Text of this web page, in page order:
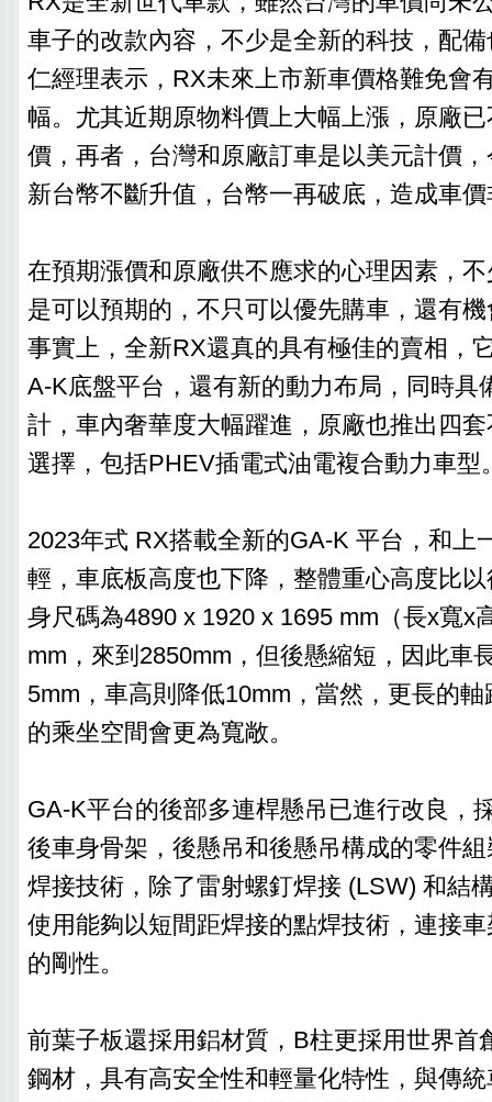
車子的改款內容，不少是全新的科技，配
仁經理表示，RX未來上市新車價格難免會
幅。尤其近期原物料價上大幅上漲，原廠
價，再者，台灣和原廠訂車是以美元計價
新台幣不斷升值，台幣一再破底，造成車
在預期漲價和原廠供不應求的心理因素，
是可以預期的，不只可以優先購車，還有
事實上，全新RX還真的具有極佳的賣相，
A-K底盤平台，還有新的動力布局，同時具
計，車內奢華度大幅躍進，原廠也推出四
選擇，包括PHEV插電式油電複合動力車型
2023年式 RX搭載全新的GA-K 平台，和上
輕，車底板高度也下降，整體重心高度比
身尺碼為4890 x 1920 x 1695 mm（長x寬x
mm，來到2850mm，但後懸縮短，因此車
5mm，車高則降低10mm，當然，更長的
的乘坐空間會更為寬敞。
GA-K平台的後部多連桿懸吊已進行改良，
後車身骨架，後懸吊和後懸吊構成的零件
焊接技術，除了雷射螺釘焊接 (LSW) 和結
使用能夠以短間距焊接的點焊技術，連接
的剛性。
前葉子板還採用鋁材質，B柱更採用世界首
鋼材，具有高安全性和輕量化特性，與傳